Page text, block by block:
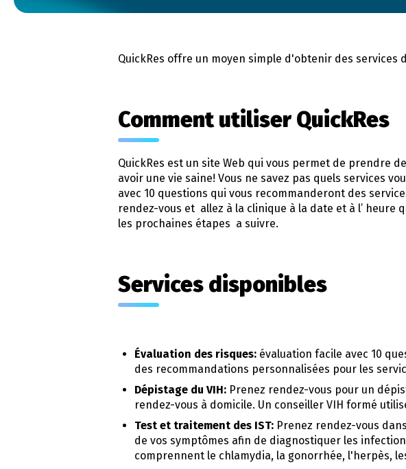
QuickRes offre un moyen simple d'obtenir des
Comment utiliser QuickRes
QuickRes est un site Web qui vous permet de prendre
avoir une vie saine! Vous ne savez pas quels services
avec 10 questions qui vous recommanderont des
rendez-vous et allez à la clinique à la date et à l’ heure
les prochaines étapes a suivre.
Services disponibles
Évaluation des risques: évaluation facile avec 10
des recommandations personnalisées pour les
Dépistage du VIH: Prenez rendez-vous pour un
rendez-vous à domicile. Un conseiller VIH formé
Test et traitement des IST: Prenez rendez-vous
de vos symptômes afin de diagnostiquer les
comprennent le chlamydia, la gonorrhée, l'herpès,